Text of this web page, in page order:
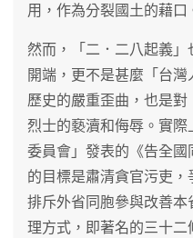
用，作為分裂國土的藉口
然而，「二．二八起義
開端，更不是甚麼「台
歷史的嚴重歪曲，也是
烈士的褻瀆和侮辱。實
委員會」發表的《告全
的目標是肅清貪官污吏
排斥外省同胞參與改善
理方式，即著名的三十